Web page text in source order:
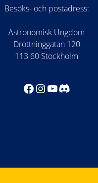
Besöks- och postadress:
Astronomisk Ungdom
Drottninggatan 120
113 60 Stockholm
Facebook
Instagram
YouTube
Discord